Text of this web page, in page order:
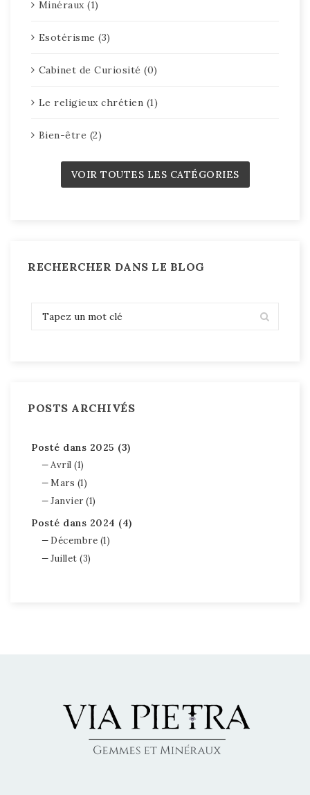
Minéraux (1)
Esotérisme (3)
Cabinet de Curiosité (0)
Le religieux chrétien (1)
Bien-être (2)
VOIR TOUTES LES CATÉGORIES
RECHERCHER DANS LE BLOG
POSTS ARCHIVÉS
Posté dans 2025 (3)
Avril (1)
Mars (1)
Janvier (1)
Posté dans 2024 (4)
Décembre (1)
Juillet (3)